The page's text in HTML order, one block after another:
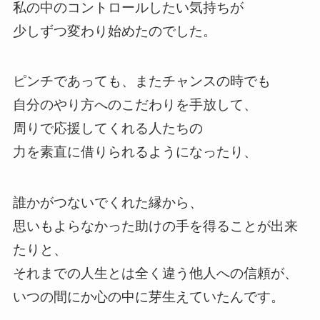
私の中のコントロールしたい気持ちが
少しずつ変わり始めたのでした。
ピンチであっても、またチャンスの時でも
自分のやり方へのこだわりを手放して、
周りで応援してくれる人たちの
力を素直に借りられるようになったり、
誰かがつないでくれた縁から、
思いもよらなかった助けの手を得ることが出来
たりと、
それまでの人生とは全く違う他人への信頼が、
いつの間にか心の中に芽生えていたんです。